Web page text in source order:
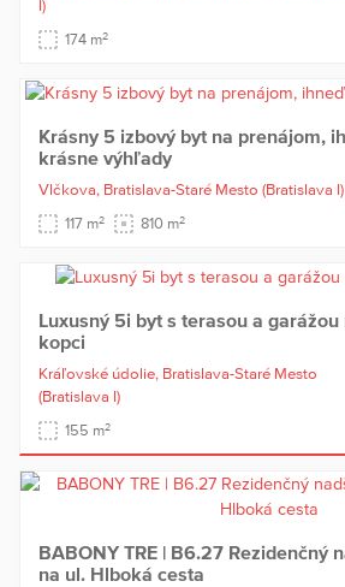
I)
174 m2
Krásny 5 izbový byt na prenájom,
krásne výhľady
Vlčkova, Bratislava-Staré Mesto (Bratislava I)
117 m2 810 m2
Luxusný 5i byt s terasou a
kopci
Kráľovské údolie, Bratislava-Staré Mesto
(Bratislava I)
155 m2
BABONY TRE | B6.27 Rezidenčný
na ul. Hlboká cesta